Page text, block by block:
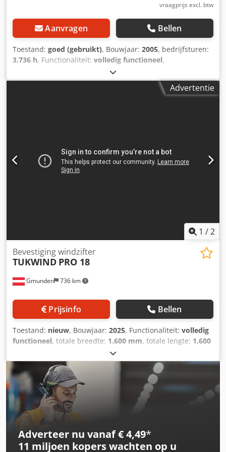
vraagprijs excl. btw
Aanvragen Bellen
Toestand: goed (gebruikt), Bouwjaar: 2005, bedrijfsturen:
3.736 h, Functionaliteit: volledig functioneel,
, Te koop : Westeria Windzifter.
Type : WS Raupe Werkuren: 3736 In goede werkende staat.
Bouwjaar 2005. Credpfxszbk U Tj Aftef Volledig mobiel op
Advertentie
1 /2
Gmunden 736 km
Bevestiging windzifter
TUKWIND PRO 18
Prijsinfo Bellen
Toestand: nieuw, Bouwjaar: 2025, Functionaliteit: volledig
functioneel, totale breedte: 1.600 mm, totale lengte: 1.600
2.150 mm, totaalgewicht:
elektrische zekering:63 A, ingangsspanning:400 V,
aandrijftype:Elektromotor
, TUKWIND PRO 18 luchtzeef.
De gecombineerde blower met zuig- en perslucht in één
station. - Compact scheidingssysteem voor montage op
bestaande zeefinstallaties (mobiel & stationair) - Hoge
zuig- en persluchtcapaciteit – traploos regelbaar dankzij
de ingebouwde frequentieregelaar - Elektrische
aandrijving, resulterend in zeer lage onderhoudskosten -
Stroomverbruik 18,5 kW; stekker: 63 A CEE Het robuuste
Adverteer nu vanaf € 4,49*
11 miljoen koperswachten op u